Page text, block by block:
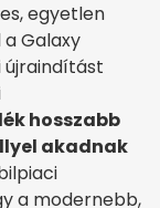
egyetlen
Galaxy
újraindítást
hosszabb
akadnak
a modernebb,